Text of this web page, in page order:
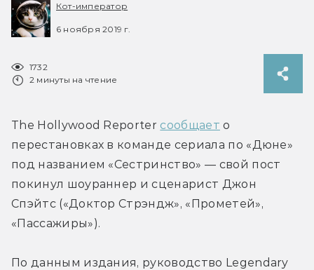
Кот-император
6 ноября 2019 г.
1732
2 минуты на чтение
The Hollywood Reporter сообщает о
перестановках в команде сериала по «Дюне»
под названием «Сестринство» — свой пост
покинул шоураннер и сценарист Джон
Спэйтс («Доктор Стрэндж», «Прометей»,
«Пассажиры»).
По данным издания, руководство Legendary